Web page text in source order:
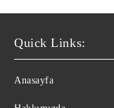
Quick Links:
Anasayfa